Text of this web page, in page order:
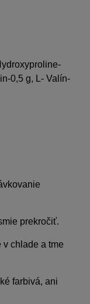
0,5 g, L- Valín-
prekročiť.
chlade a tme
farbivá, ani